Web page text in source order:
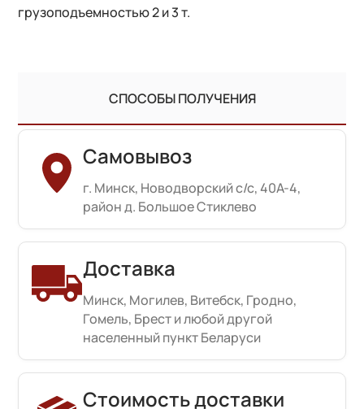
грузоподъемностью 2 и 3 т.
СПОСОБЫ ПОЛУЧЕНИЯ
Самовывоз
г. Минск, Новодворский с/с, 40А-4,
район д. Большое Стиклево
Доставка
Минск, Могилев, Витебск, Гродно,
Гомель, Брест и любой другой
населенный пункт Беларуси
Стоимость доставки